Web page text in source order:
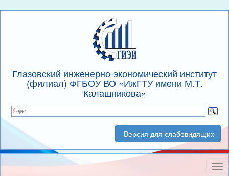
Глазовский инженерно-экономический институт
(филиал) ФГБОУ ВО «ИжГТУ имени М.Т.
Калашникова»
Версия для слабовидящих